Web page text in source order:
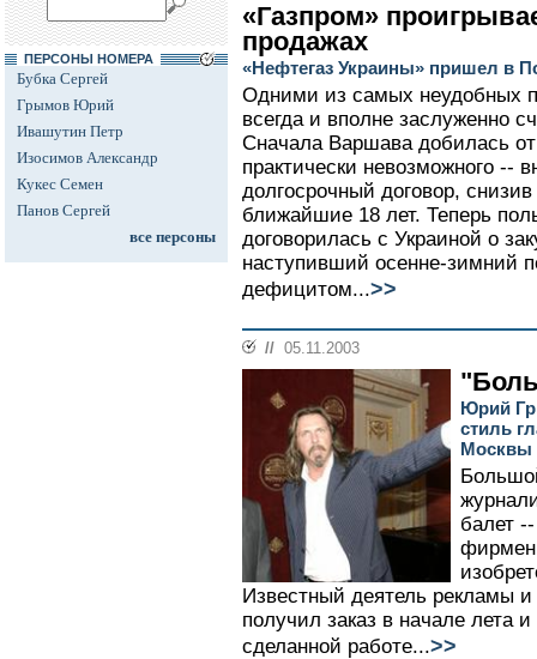
ПЕРСОНЫ НОМЕРА
Бубка Сергей
Грымов Юрий
Ивашутин Петр
Изосимов Александр
Кукес Семен
Панов Сергей
все персоны
«Газпром»
продажах
«Нефтегаз Украины» пришел в
Одними из самых неудобных
всегда и вполне заслуженно
Сначала Варшава добилась
практически невозможного --
долгосрочный договор,
ближайшие 18 лет. Теперь
договорилась с Украиной о
наступивший осенне-зимний
дефицитом...>>
// 05.11.2003
Юрий
стиль
Москвы
балет
Известный деятель рекламы
получил заказ в начале лета
сделанной работе...>>